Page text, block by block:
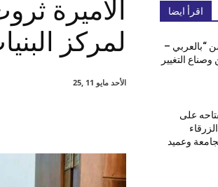
لمركز
الأحد مايو 11 ,25
اقرأ ايضا
“بالعربي –
التغيير
على
وعميد